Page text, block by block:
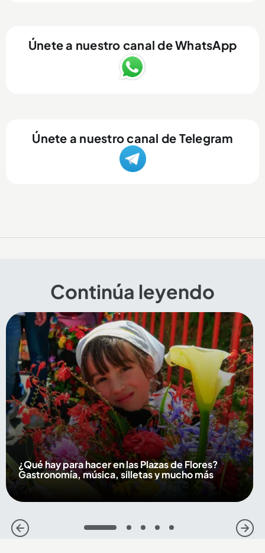
Únete a nuestro canal de WhatsApp
Únete a nuestro canal de Telegram
Continúa leyendo
¿Qué hay para hacer en las Plazas de Flores?
Gastronomía, música, silletas y mucho más
1 2 3 4 5